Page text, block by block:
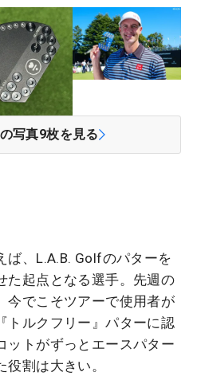
写真9枚を見る
ば、L.A.B. Golfのパターを
た起点となる選手。先週の
今でこそツアーで使用者が
トルクフリー』パターに認
ットがずっとエースパター
割は大きい。